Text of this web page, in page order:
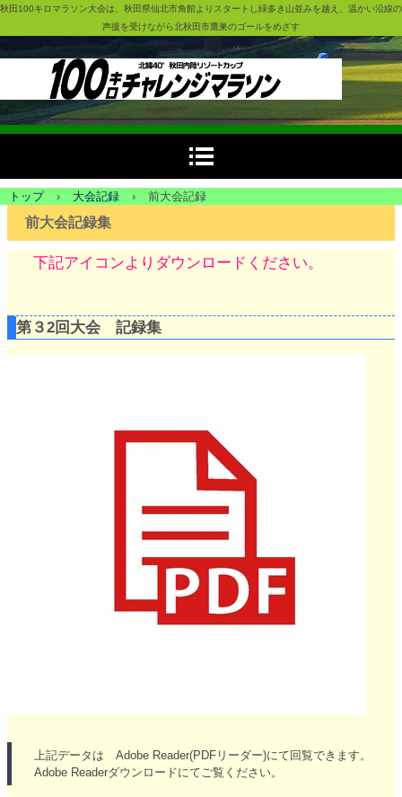
秋田100キロマラソン大会は、秋田県仙北市角館よりスタートし緑多き山並みを越え、温かい沿線の
声援を受けながら北秋田市鷹巣のゴールをめざす
トップ › 大会記録 › 前大会記録
前大会記録集
下記アイコンよりダウンロードください。
第３2回大会 記録集
上記データは Adobe Reader(PDFリーダー)にて回覧できます。
Adobe Readerダウンロードにてご覧ください。